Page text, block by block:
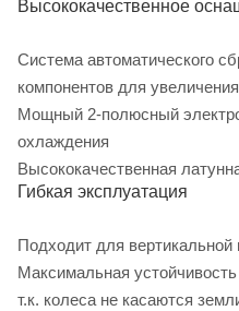
Высококачественное
Система автоматического
компонентов для
Мощный 2-полюсный
охлаждения
Высококачественная
Гибкая эксплуатация
Подходит для вертикальной
Максимальная
т.к. колеса не касаются